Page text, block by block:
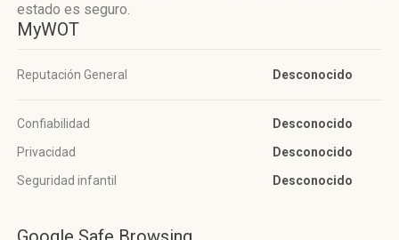
estado es seguro.
MyWOT
Reputación General Desconocido
Confiabilidad
Desconocido
Privacidad
Desconocido
Seguridad infantil
Desconocido